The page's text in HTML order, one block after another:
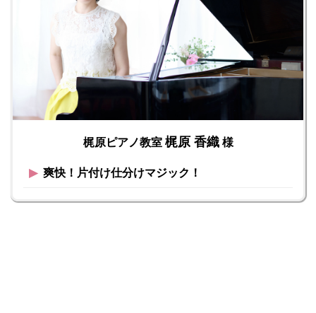
梶原ピアノ教室梶原 香織様
▶︎ 爽快！片付け仕分けマジック！